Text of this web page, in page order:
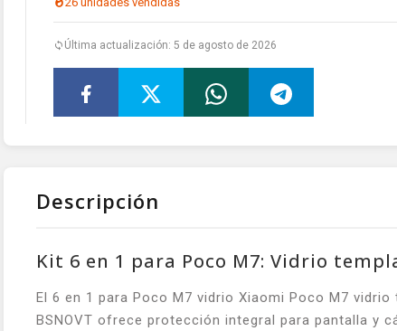
Última actualización: 5 de agosto de 2026
Descripción
Kit 6 en 1 para Poco M7: Vidrio
El 6 en 1 para Poco M7 vidrio Xiaomi Poco M7
BSNOVT ofrece protección integral para pantalla y